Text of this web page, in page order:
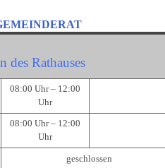
des Rathauses
08:00 Uhr – 12:00
Uhr
08:00 Uhr – 12:00
Uhr
geschlossen